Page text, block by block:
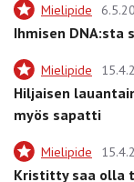
Mielipide
Ihmisen DNA:sta
Mielipide
Hiljaisen
myös sapatti
Mielipide
Kristitty saa olla